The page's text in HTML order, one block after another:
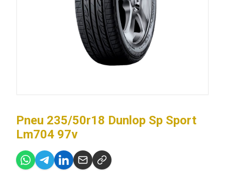
Pneu 235/50r18 Dunlop Sp Sport
Lm704 97v